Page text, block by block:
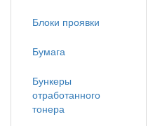
Блоки проявки
Бумага
Бункеры
отработанного
тонера